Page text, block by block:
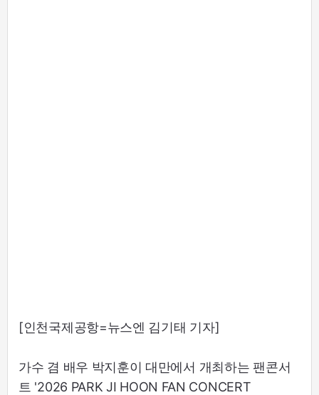
[인천국제공항=뉴스엔 김기태 기자]
가수 겸 배우 박지훈이 대만에서 개최하는 팬콘서
트 '2026 PARK JI HOON FAN CONCERT